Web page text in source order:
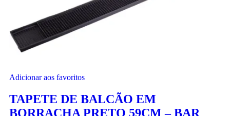
Adicionar aos favoritos
TAPETE DE BALCÃO EM
BORRACHA PRETO 59CM – BAR